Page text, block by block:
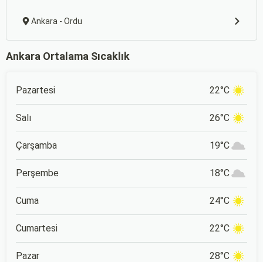
Ankara - Ordu
Ankara Ortalama Sıcaklık
Pazartesi 22°C
Salı 26°C
Çarşamba 19°C
Perşembe 18°C
Cuma 24°C
Cumartesi 22°C
Pazar 28°C